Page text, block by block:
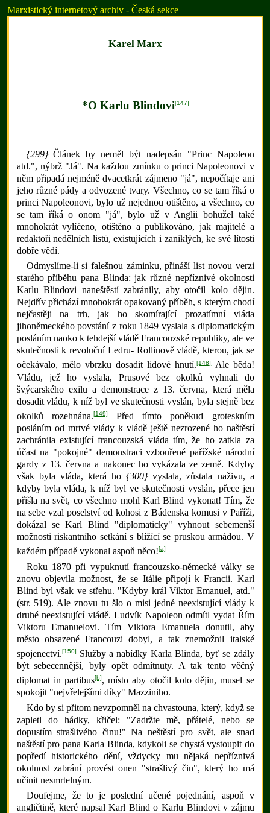
Marxistický internetový archiv - Česká sekce
Karel Marx
*O Karlu Blindovi[147]
{299}Článek by neměl být nadepsán "Princ Napoleon
atd.", nýbrž "Já". Na každou zmínku o princi Napoleonovi v
něm připadá nejméně dvacetkrát zájmeno "já", nepočítaje ani
jeho různé pády a odvozené tvary. Všechno, co se tam říká o
princi Napoleonovi, bylo už nejednou otištěno, a všechno, co
se tam říká o onom "já", bylo už v Anglii bohužel také
mnohokrát vylíčeno, otištěno a publikováno, jak majitelé a
redaktoři nedělních listů, existujících i zaniklých, ke své lítosti
dobře vědí.
Odmyslíme-li si falešnou záminku, přináší list novou verzi
starého příběhu pana Blinda: jak různé nepříznivé okolnosti
Karlu Blindovi naneštěstí zabránily, aby otočil kolo dějin.
Nejdřív přichází mnohokrát opakovaný příběh, s kterým chodí
nejčastěji na trh, jak ho skomírající prozatímní vláda
jihoněmeckého povstání z roku 1849 vyslala s diplomatickým
posláním naoko k tehdejší vládě Francouzské republiky, ale ve
skutečnosti k revoluční Ledru- Rollinově vládě, kterou, jak se
očekávalo, mělo vbrzku dosadit lidové hnutí.[148]Ale běda!
Vládu, jež ho vyslala, Prusové bez okolků vyhnali do
švýcarského exilu a demonstrace z 13. června, která měla
dosadit vládu, k níž byl ve skutečnosti vyslán, byla stejně bez
okolků rozehnána.[149]
Před tímto poněkud groteskním
posláním od mrtvé vlády k vládě ještě nezrozené ho naštěstí
zachránila existující francouzská vláda tím, že ho zatkla za
účast na "pokojné" demonstraci vzbouřené pařížské národní
gardy z 13. června a nakonec ho vykázala ze země. Kdyby
však byla vláda, která ho{300}vyslala, zůstala naživu, a
kdyby byla vláda, k níž byl ve skutečnosti vyslán, přece jen
přišla na svět, co všechno mohl Karl Blind vykonat! Tím, že
na sebe vzal poselství od kohosi z Bádenska komusi v Paříži,
dokázal se Karl Blind "diplomaticky" vyhnout sebemenší
možnosti riskantního setkání s blížící se pruskou armádou. V
každém případě vykonal aspoň něco![a]
Roku 1870 při vypuknutí francouzsko-německé války se
znovu objevila možnost, že se Itálie připojí k Francii. Karl
Blind byl však ve střehu. "Kdyby král Viktor Emanuel, atd."
(str. 519). Ale znovu tu šlo o misi jedné neexistující vlády k
druhé neexistující vládě. Ludvík Napoleon odmítl vydat Řím
Viktoru Emanuelovi. Tím Viktora Emanuela donutil, aby
město obsazené Francouzi dobyl, a tak znemožnil italské
spojenectví.[150]
Služby a nabídky Karla Blinda, byť se zdály
být sebecennější, byly opět odmítnuty. A tak tento věčný
diplomat in partibus[b], místo aby otočil kolo dějin, musel se
spokojit "nejvřelejšími díky" Mazziniho.
Kdo by si přitom nevzpomněl na chvastouna, který, když se
zapletl do hádky, křičel: "Zadržte mě, přátelé, nebo se
dopustím strašlivého činu!" Na neštěstí pro svět, ale snad
naštěstí pro pana Karla Blinda, kdykoli se chystá vystoupit do
popředí historického dění, vždycky mu nějaká nepříznivá
okolnost zabrání provést onen "strašlivý čin", který ho má
učinit nesmrtelným.
Doufejme, že to je poslední učené pojednání, aspoň v
angličtině, které napsal Karl Blind o Karlu Blindovi v zájmu